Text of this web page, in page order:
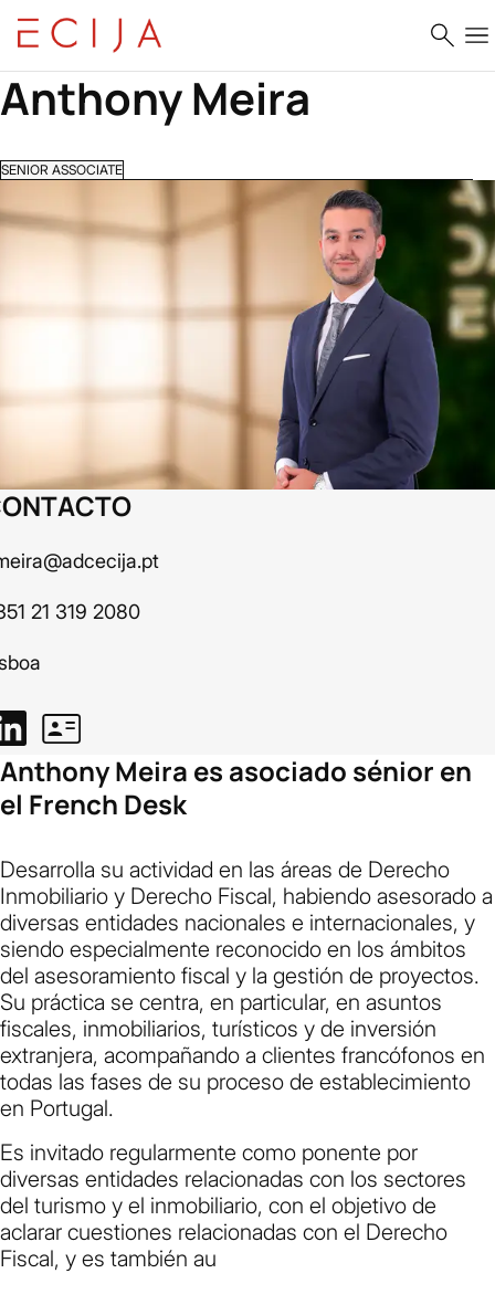
Saltar al contenido
Anthony Meira
SENIOR ASSOCIATE
21 319 2080
Anthony Meira es asociado sénior en
el French Desk
Desarrolla su actividad en las áreas de Derecho
Inmobiliario y Derecho Fiscal, habiendo asesorado a
diversas entidades nacionales e internacionales, y
siendo especialmente reconocido en los ámbitos
del asesoramiento fiscal y la gestión de proyectos.
Su práctica se centra, en particular, en asuntos
fiscales, inmobiliarios, turísticos y de inversión
extranjera, acompañando a clientes francófonos en
todas las fases de su proceso de establecimiento
en Portugal.
Es invitado regularmente como ponente por
diversas entidades relacionadas con los sectores
del turismo y el inmobiliario, con el objetivo de
aclarar cuestiones relacionadas con el Derecho
Fiscal, y es también au